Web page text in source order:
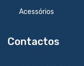
Acessórios
Contactos